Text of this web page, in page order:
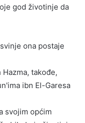
god životinje da
ona postaje
takođe,
ibn El-Garesa
svojim općim